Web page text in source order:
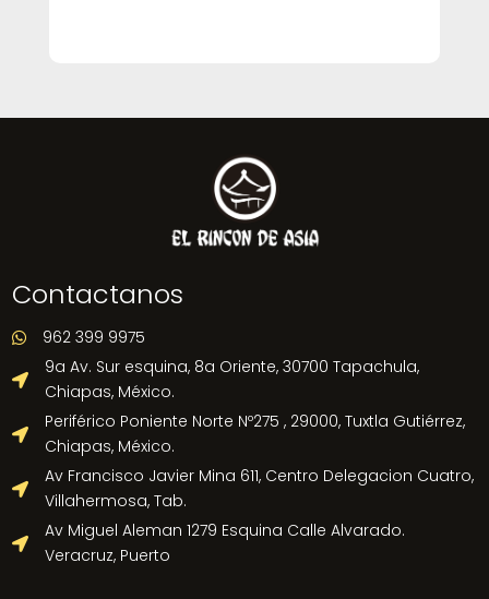
Contactanos
 962 399 9975

9a Av. Sur esquina, 8a Oriente, 30700 Tapachula,
Chiapas, México.

Periférico Poniente Norte Nº275 , 29000, Tuxtla Gutiérrez,
Chiapas, México.

Av Francisco Javier Mina 611, Centro Delegacion Cuatro,
Villahermosa, Tab.

Av Miguel Aleman 1279 Esquina Calle Alvarado.
Veracruz, Puerto